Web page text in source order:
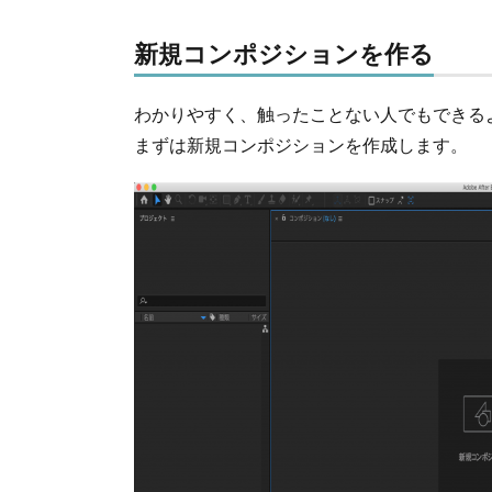
新規コンポジションを作る
わかりやすく、触ったことない人でもでき
まずは新規コンポジションを作成します。